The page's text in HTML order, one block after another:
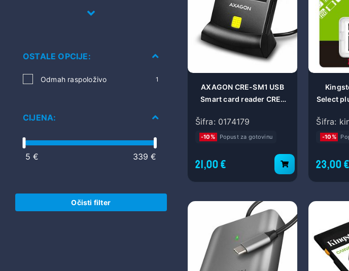
OSTALE OPCIJE:
Odmah raspoloživo 1
CIJENA:
5 € 339 €
Očisti filter
AXAGON CRE-SM1 USB
Smart card reader CRE-
Šifra: 0174179
-10% Popust za gotovinu
21,00 €
Select
Šifra:
-10%
23,00 €
Prijavite se na naš